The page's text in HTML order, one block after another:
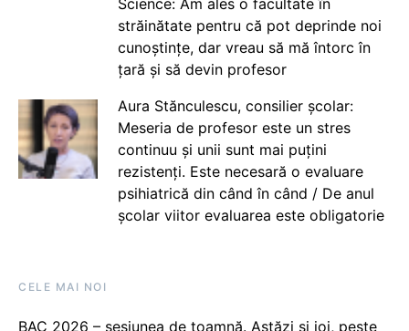
Science: Am ales o facultate în
străinătate pentru că pot deprinde noi
cunoștințe, dar vreau să mă întorc în
țară și să devin profesor
Aura Stănculescu, consilier școlar:
Meseria de profesor este un stres
continuu și unii sunt mai puțini
rezistenți. Este necesară o evaluare
psihiatrică din când în când / De anul
școlar viitor evaluarea este obligatorie
CELE MAI NOI
BAC 2026 – sesiunea de toamnă. Astăzi și joi, peste